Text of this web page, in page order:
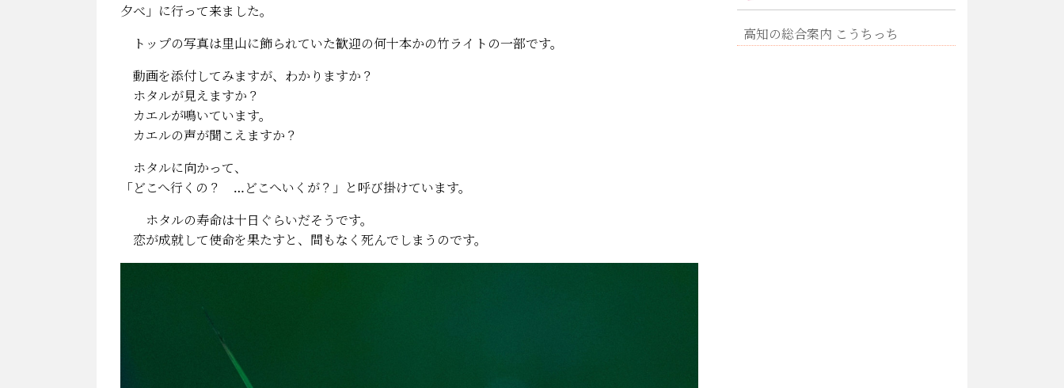
夕べ」に行って来ました。
トップの写真は里山に飾られていた歓迎の何十本かの竹ライトの一部です。
動画を添付してみますが、わかりますか？
ホタルが見えますか？
カエルが鳴いています。
カエルの声が聞こえますか？
ホタルに向かって、
「どこへ行くの？ …どこへいくが？」と呼び掛けています。
ホタルの寿命は十日ぐらいだそうです。
恋が成就して使命を果たすと、間もなく死んでしまうのです。
高知の総合案内 こうちっち